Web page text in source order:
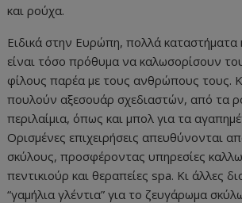
και ρούχα.
Ειδικά στην Ευρώπη, πολλά καταστήματα
είναι τόσο πρόθυμα να καλωσορίσουν
φίλους παρέα με τους ανθρώπους τους.
πουλούν αξεσουάρ σχεδιαστών, από τα
περιλαίμια, όπως και μπολ για τα
Ορισμένες επιχειρήσεις απευθύνονται
σκύλους, προσφέροντας υπηρεσίες
πεντικιούρ και θεραπείες spa. Κι άλλες
“γαμήλια γλέντια” για το ζευγάρωμα